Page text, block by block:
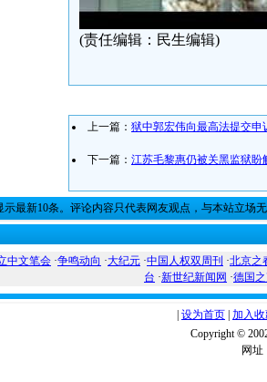
(责任编辑：民生编辑)
上一篇： 狱中郭宏伟向最高法提交申
下一篇： 江苏毛黎惠仍被关黑监狱盼
示最新10条。评论内容只代表网友观点，与本站立场
中文笔会 ·争鸣动向 ·大纪元 ·中国人权双周刊 ·北京之
台 ·新世纪新闻网 ·德国
设为首页 加入
Copyright ©
网址